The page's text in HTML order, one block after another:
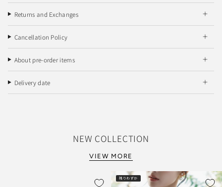
Returns and Exchanges
Cancellation Policy
About pre-order items
Delivery date
NEW COLLECTION
VIEW MORE
残りわずか